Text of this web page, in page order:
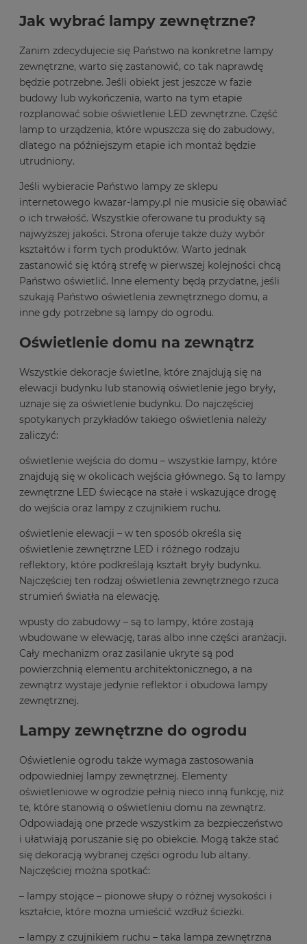
Jak wybrać lampy zewnętrzne?
Zanim zdecydujecie się Państwo na konkretne lampy
zewnętrzne, warto się zastanowić, co tak naprawdę
będzie potrzebne. Jeśli obiekt jest jeszcze w fazie
budowy lub wykończenia, warto na tym etapie
rozplanować sobie oświetlenie LED zewnętrzne. Część
lamp to urządzenia, które wpuszcza się do zabudowy,
dlatego na późniejszym etapie ich montaż będzie
utrudniony.
Jeśli wybieracie Państwo lampy ze sklepu
internetowego kwazar-lampy.pl nie musicie się obawiać
o ich trwałość. Wszystkie oferowane tu produkty są
najwyższej jakości. Strona oferuje także duży wybór
kształtów i form tych produktów. Warto jednak
zastanowić się którą strefę w pierwszej kolejności chcą
Państwo oświetlić. Inne elementy będą przydatne, jeśli
szukają Państwo oświetlenia zewnętrznego domu, a
inne gdy potrzebne są lampy do ogrodu.
Oświetlenie domu na zewnątrz
Wszystkie dekoracje świetlne, które znajdują się na
elewacji budynku lub stanowią oświetlenie jego bryły,
uznaje się za oświetlenie budynku. Do najczęściej
spotykanych przykładów takiego oświetlenia należy
zaliczyć:
oświetlenie wejścia do domu – wszystkie lampy, które
znajdują się w okolicach wejścia głównego. Są to lampy
zewnętrzne LED świecące na stałe i wskazujące drogę
do wejścia oraz lampy z czujnikiem ruchu.
oświetlenie elewacji – w ten sposób określa się
oświetlenie zewnętrzne LED i różnego rodzaju
reflektory, które podkreślają kształt bryły budynku.
Najczęściej ten rodzaj oświetlenia zewnętrznego rzuca
strumień światła na elewację.
wpusty do zabudowy – są to lampy, które zostają
wbudowane w elewację, taras albo inne części aranżacji.
Cały mechanizm oraz zasilanie ukryte są pod
powierzchnią elementu architektonicznego, a na
zewnątrz wystaje jedynie reflektor i obudowa lampy
zewnętrznej.
Lampy zewnętrzne do ogrodu
Oświetlenie ogrodu także wymaga zastosowania
odpowiedniej lampy zewnętrznej. Elementy
oświetleniowe w ogrodzie pełnią nieco inną funkcję, niż
te, które stanowią o oświetleniu domu na zewnątrz.
Odpowiadają one przede wszystkim za bezpieczeństwo
i ułatwiają poruszanie się po obiekcie. Mogą także stać
się dekoracją wybranej części ogrodu lub altany.
Najczęściej można spotkać:
– lampy stojące – pionowe słupy o różnej wysokości i
kształcie, które można umieścić wzdłuż ścieżki.
– lampy z czujnikiem ruchu – taka lampa zewnętrzna